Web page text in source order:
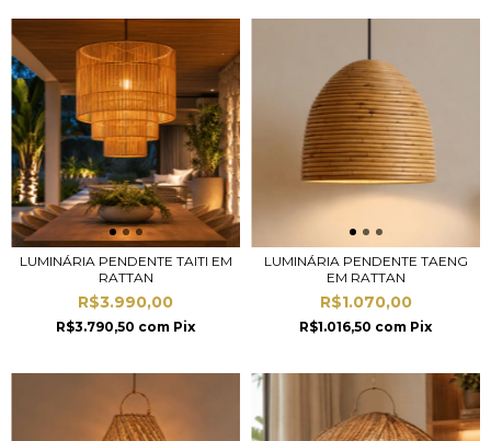
LUMINÁRIA PENDENTE TAITI EM
RATTAN
R$3.990,00
R$3.790,50 com Pix
LUMINÁRIA PENDENTE TAENG
EM RATTAN
R$1.070,00
R$1.016,50 com Pix